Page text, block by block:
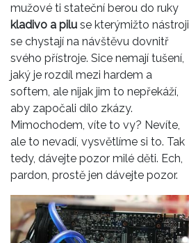
mužové ti stateční berou do ruky
kladivo a pilu se kterýmižto nástroji
se chystají na návštěvu dovnitř
svého přístroje. Sice nemají tušení,
jaký je rozdíl mezi hardem a
softem, ale nijak jim to nepřekáží,
aby započali dílo zkázy.
Mimochodem, víte to vy? Nevíte,
ale to nevadí, vysvětlíme si to. Tak
tedy, dávejte pozor milé děti. Ech,
pardon, prostě jen dávejte pozor.